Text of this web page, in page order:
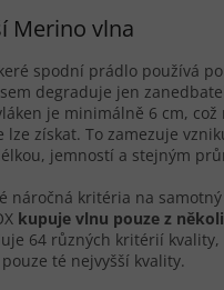
Merino vlna
spodní prádlo používá
degraduje jen
je minimálně 6 cm,
získat. To zamezuje
jemností a stejným
náročná kritéria na
kupuje vlnu pouze z ně
64 různých kritérií
té nejvyšší kvality.